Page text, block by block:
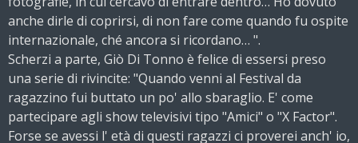
anche dirle di coprirsi, di non fare come quando fu ospite
internazionale, ché ancora si ricordano… ".
Scherzi a parte, Giò Di Tonno è felice di essersi preso
una serie di rivincite: "Quando venni al Festival da
ragazzino fui buttato un po' allo sbaraglio. E' come
partecipare agli show televisivi tipo "Amici" o "X Factor".
Forse se avessi l' età di questi ragazzi ci proverei anch' io,